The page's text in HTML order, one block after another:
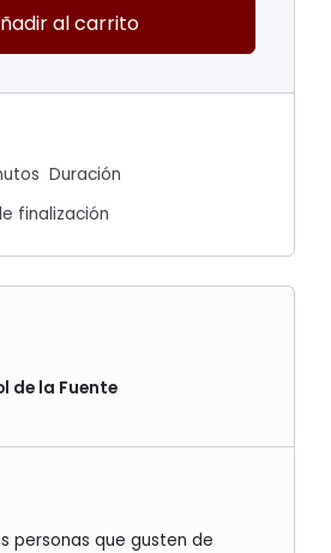
al carrito
Duración
finalización
de la Fuente
personas que gusten de